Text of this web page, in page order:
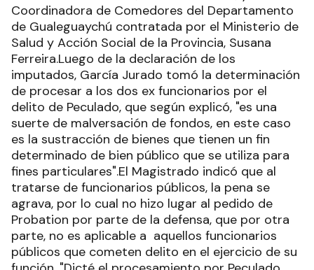
Coordinadora de Comedores del Departamento
de Gualeguaychú contratada por el Ministerio de
Salud y Acción Social de la Provincia, Susana
Ferreira.Luego de la declaración de los
imputados, García Jurado tomó la determinación
de procesar a los dos ex funcionarios por el
delito de Peculado, que según explicó, "es una
suerte de malversación de fondos, en este caso
es la sustracción de bienes que tienen un fin
determinado de bien público que se utiliza para
fines particulares".El Magistrado indicó que al
tratarse de funcionarios públicos, la pena se
agrava, por lo cual no hizo lugar al pedido de
Probation por parte de la defensa, que por otra
parte, no es aplicable a aquellos funcionarios
públicos que cometen delito en el ejercicio de su